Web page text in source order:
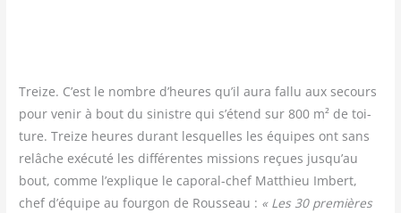
Treize. C’est le nombre d’heures qu’il aura fal­lu aux secours
pour venir à bout du sinistre qui s’étend sur 800 m² de toi­
ture. Treize heures durant les­quelles les équipes ont sans
relâche exé­cu­té les dif­fé­rentes mis­sions reçues jusqu’au
bout, comme l’explique le capo­ral-chef Mat­thieu Imbert,
chef d’équipe au four­gon de Rous­seau : « Les 30 pre­mières